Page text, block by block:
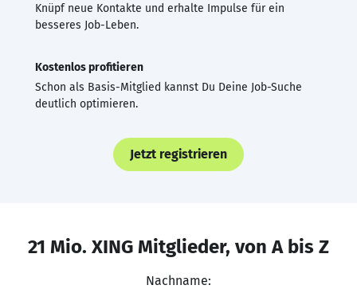
Knüpf neue Kontakte und erhalte Impulse für ein
besseres Job-Leben.
Kostenlos profitieren
Schon als Basis-Mitglied kannst Du Deine Job-Suche
deutlich optimieren.
Jetzt registrieren
21 Mio. XING Mitglieder, von A bis Z
Nachname: